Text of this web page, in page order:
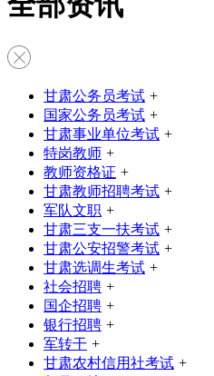
甘肃公务员考试 +
国家公务员考试 +
甘肃事业单位考试 +
特岗教师 +
教师资格证 +
甘肃教师招聘考试 +
军队文职 +
甘肃三支一扶考试 +
甘肃公安招警考试 +
甘肃选调生考试 +
社会招聘 +
国企招聘 +
银行招聘 +
军转干 +
甘肃农村信用社考试 +